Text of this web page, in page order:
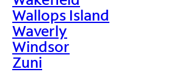
Wallops Island
Waverly
Windsor
Zuni